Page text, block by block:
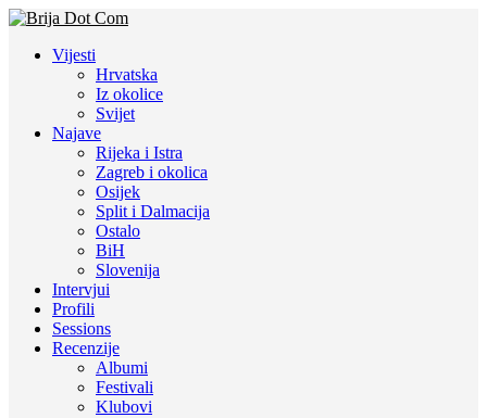
Vijesti
Hrvatska
Iz okolice
Svijet
Najave
Rijeka i Istra
Zagreb i okolica
Osijek
Split i Dalmacija
Ostalo
BiH
Slovenija
Intervjui
Profili
Sessions
Recenzije
Albumi
Festivali
Klubovi